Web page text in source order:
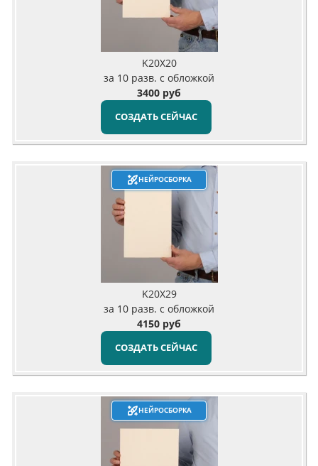
K20X20
за 10 разв. с обложкой
3400 руб
СОЗДАТЬ СЕЙЧАС
НЕЙРОСБОРКА
K20X29
за 10 разв. с обложкой
4150 руб
СОЗДАТЬ СЕЙЧАС
НЕЙРОСБОРКА